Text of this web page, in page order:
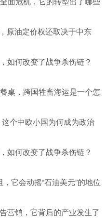
原油定价权还取决于中东
如何改变了战争杀伤链？
桌，跨国牲畜海运是一个怎
个中欧小国为何成为政治
如何改变了战争杀伤链？
它会动摇“石油美元”的地位
营销，它背后的产业发生了